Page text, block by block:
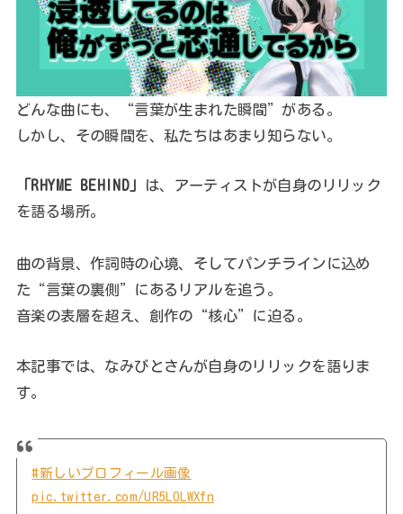
どんな曲にも、“言葉が生まれた瞬間”がある。
しかし、その瞬間を、私たちはあまり知らない。
「RHYME BEHIND」
は、アーティストが自身のリリック
を語る場所。
曲の背景、作詞時の心境、そしてパンチラインに込め
た“言葉の裏側”にあるリアルを追う。
音楽の表層を超え、創作の“核心”に迫る。
本記事では、なみびとさんが自身のリリックを語りま
す。
#新しいプロフィール画像
pic.twitter.com/UR5LOLWXfn